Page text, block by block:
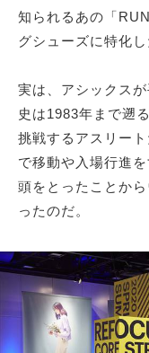
知られるあの「
グシューズに特化し
実は、アシックス
史は1983年まで遡
挑戦するアスリー
で移動や入場行進
頭をとったことか
ったのだ。